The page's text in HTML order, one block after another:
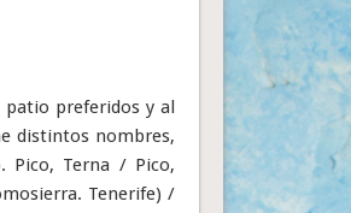
patio preferidos y al
distintos nombres,
Pico, Terna / Pico,
Tenerife) /